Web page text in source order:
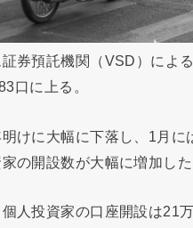
券預託機関（VSD）によ
口に上る。
けに大幅に下落し、1月に
の開設数が大幅に増加した
人投資家の口座開設は21